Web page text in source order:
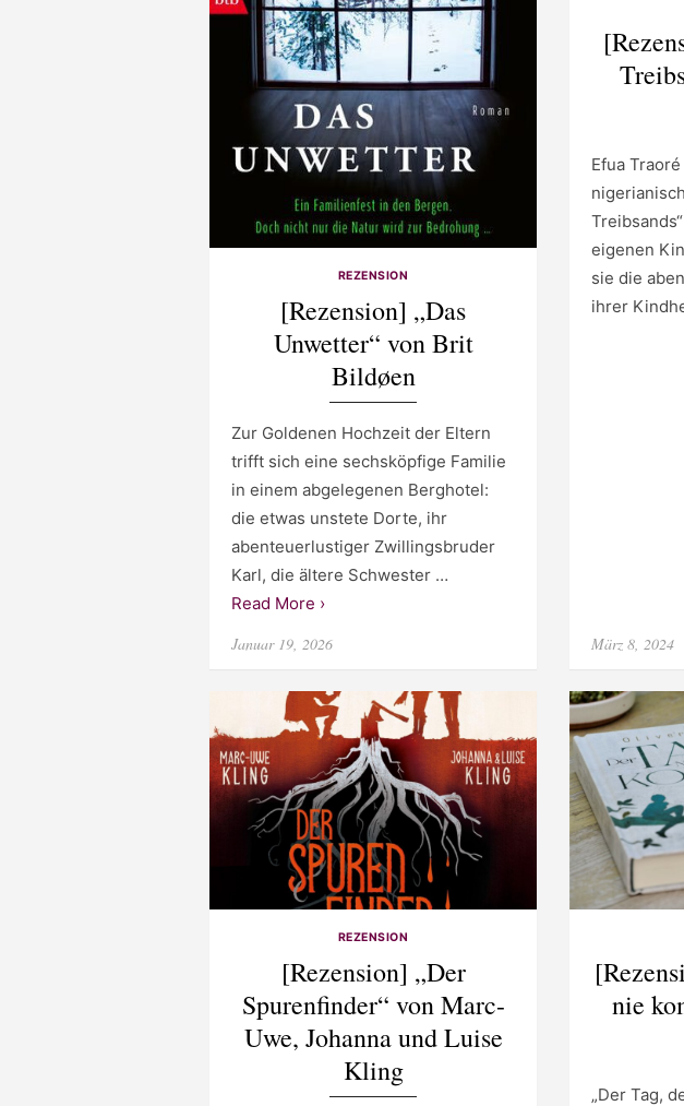
REZENSION
[Rezension] „Das
Unwetter“ von Brit
Bildøen
Zur Goldenen Hochzeit der Eltern
trifft sich eine sechsköpfige Familie
in einem abgelegenen Berghotel:
die etwas unstete Dorte, ihr
abenteuerlustiger Zwillingsbruder
Karl, die ältere Schwester …
Read More ›
Posted
Januar 19, 2026
Efua
eigenen
sie die
ihrer
Posted
März 8, 2024
REZENSION
[Rezension] „Der
Spurenfinder“ von Marc-
Uwe, Johanna und Luise
Kling
nie
„Der Tag,